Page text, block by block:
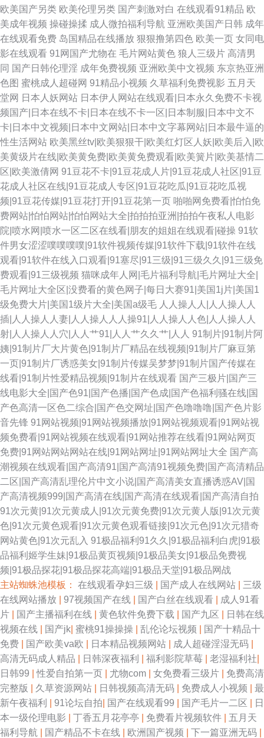
欧美国产另类 欧美伦理另类 国产刺激对白 在线观看91精品 欧
美成年视频 操碰操揉 成人微拍福利导航 亚洲欧美国产日韩 成年
在线观看免费 岛国精品在线播放 狠狠撸第四色 欧美一页 女同电
影在线观看 91网国产尤物在 毛片网站黄色 狼人三级片 高清男
同 国产日韩伦理淫 成年免费视频 亚洲欧美中文视频 东京热亚洲
色图 蜜桃成人超碰网 91精品小视频 久草福利免费视影 五月天
堂网 日本人妖网站 日本伊人网站在线观看|日本永久免费不卡视
频国产|日本在线不卡|日本在线不卡一区|日本制服|日本中文不
卡|日本中文视频|日本中文网站|日本中文字幕网站|日本最牛逼的
性生活网站 欧美黑丝tv|欧美狠狠干|欧美红灯区人妖|欧美后入|欧
美黄级片在线|欧美黄免费|欧美黄免费观看|欧美簧片|欧美基情二
区|欧美激倩网 91豆花不卡|91豆花成人片|91豆花成人社区|91豆
花成人社区在线|91豆花成人专区|91豆花吃瓜|91豆花吃瓜视
频|91豆花传媒|91豆花打开|91豆花第一页 啪啪网免费看|怕怕免
费网站|怕怕网站|怕怕网站大全|拍拍拍亚洲|拍拍午夜私人电影
院|喷水网|喷水一区二区在线看|朋友的姐姐在线观看|碰操 91软
件男女涩涩噗噗噗噗|91软件视频传媒|91软件下载|91软件在线
观看|91软件在线入口观看|91塞尽|91三级|91三级久久|91三级免
费观看|91三级视频 猫咪成年人网|毛片福利导航|毛片网址大全|
毛片网址大全区|没费看的黄色网子|每日大赛91|美国1j片|美国1
级免费大片|美国1级片大全|美国a级毛 人人操人人|人人操人人
插|人人操人人妻|人人操人人人操91|人人操人人色|人人操人人
射|人人操人人穴|人人艹91|人人艹久久艹|人人 91制片|91制片阿
姨|91制片厂大片黄色|91制片厂精品在线视频|91制片厂麻豆第
一页|91制片厂诱惑美女|91制片传媒吴梦梦|91制片国产传媒在
线看|91制片性爱精品视频|91制片在线观看 国产三极片|国产三
线电影大全|国产色91|国产色播|国产色成|国产色福利骚在线|国
产色高清一区色二综合|国产色交网址|国产色噜噜噜|国产色片影
音先锋 91网站视频|91网站视频播放|91网站视频观看|91网站视
频免费看|91网站视频在线观看|91网站推荐在线看|91网站网页
免费|91网站网站网站在线|91网站网址|91网站网址大全 国产高
潮视频在线观看|国产高清91|国产高清91视频免费|国产高清精品
二区|国产高清乱理伦片中文小说|国产高清美女直播诱惑AV|国
产高清视频999|国产高清在线|国产高清在线观看|国产高清自拍
91次元黄|91次元黄成人|91次元黄免费|91次元黄人版|91次元黄
色|91次元黄色观看|91次元黄色观看链接|91次元色|91次元猎奇
网站黄色|91次元乱入 91极品福利91久久|91极品福利白虎|91极
品福利姬学生妹|91极品黄页视频|91极品美女|91极品免费视
频|91极品探花|91极品探花高端|91极品天堂|91极品网战
主站蜘蛛池模板： 在线观看孕妇三级 国产成人在线网站
三级
在线网站播放
97视频国产在线 国产白丝在线观看
成人91看
片
国产主播福利在线 黄色软件免费下载 国产九区
日韩在线
视频在线
国产jk 蜜桃91操操操 乱伦论坛视频
国产十精品十
免费
国产欧美ⅴa欧 日本精品视频网站 成人超碰淫湿无码
高清无码成人精品
日韩深夜福利 福利影院草莓 老湿福利社
日韩99
|性爱自拍第一页 尤物com 女免费看三级片
免费高清
完整版
久草资源网站 日韩视频高清无码 免费成人小视频
最
新午夜福利
91论坛自拍 国产在线观看99 国产毛片一二区
日
本一级伦理电影
丁香五月花亭亭 免费看片视频软件
五月天
福利导航
国产精品不卡在线 欧洲国产视频 下一篇亚洲无码